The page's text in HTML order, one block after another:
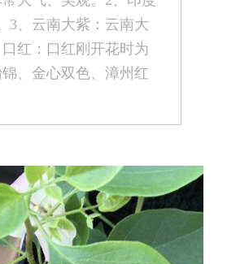
3、云南大紫：云南大
红：口红刚开花时为
、金心双色、漳州红